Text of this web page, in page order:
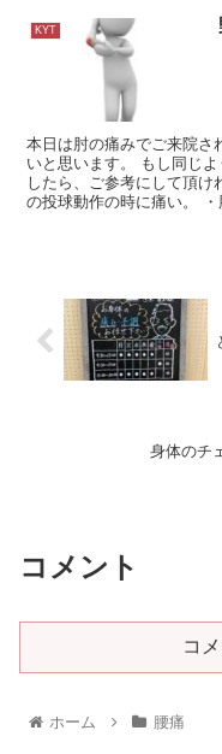
KYT
本日は肘の痛みでご来院さ
いと思います。 もし同じ
したら、ご参考にして頂
の投球動作の時に痛い。
身体のチ
コメント
コ
ホーム 腰痛